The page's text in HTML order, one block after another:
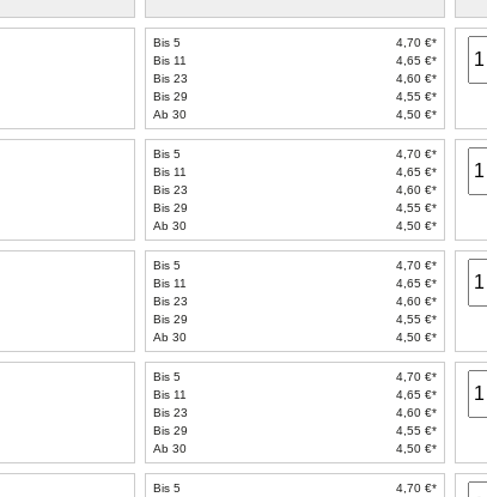
Bis 5
4,70 €*
Bis 11
4,65 €*
Bis 23
4,60 €*
Bis 29
4,55 €*
Ab 30
4,50 €*
Bis 5
4,70 €*
Bis 11
4,65 €*
Bis 23
4,60 €*
Bis 29
4,55 €*
Ab 30
4,50 €*
Bis 5
4,70 €*
Bis 11
4,65 €*
Bis 23
4,60 €*
Bis 29
4,55 €*
Ab 30
4,50 €*
Bis 5
4,70 €*
Bis 11
4,65 €*
Bis 23
4,60 €*
Bis 29
4,55 €*
Ab 30
4,50 €*
Bis 5
4,70 €*